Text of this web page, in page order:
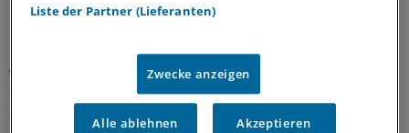
Nicht nur im Kontext von Exazerbationen, sondern auch
respiratorische Viren bei Menschen mit Asthma häufig
vor. Was bedeutet das für den diagnostischen Wert
entsprechender Tests? Eine Kollegin ordnet die Studie
Liste der Partner (Lieferanten)
Zwecke anzeigen
Alle ablehnen Akzeptieren